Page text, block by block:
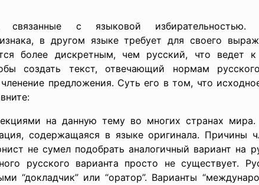
с языковой избирательностью.
в другом языке требует для своего
более дискретным, чем русский, что ведет
создать текст, отвечающий нормам
предложения. Суть его в том, что
на данную тему во многих странах мира.
содержащаяся в языке оригинала. Причины
не сумел подобрать аналогичный вариант на
русского варианта просто не существует.
“докладчик” или “оратор”. Варианты